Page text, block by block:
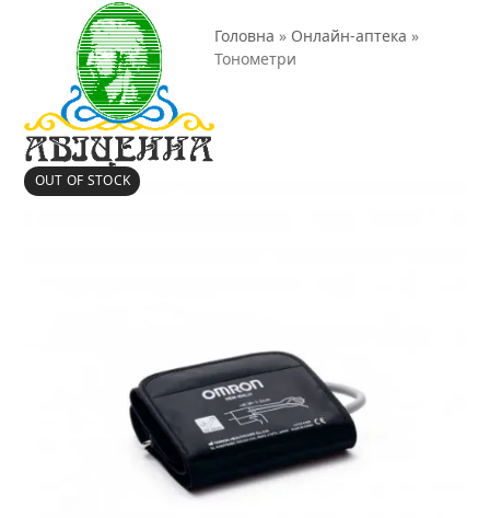
Open
mobile
menu
Close
mobile
menu
Головна » Онлайн-аптека »
Тонометри
OUT OF STOCK